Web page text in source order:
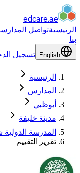
edcare.ae
الرئيسيةتواصل المدارس
بنا
English تسجيل
الرئيسية
المدارس
أبوظبي
مدينة خليفة
المدرسة
تقرير التقييم